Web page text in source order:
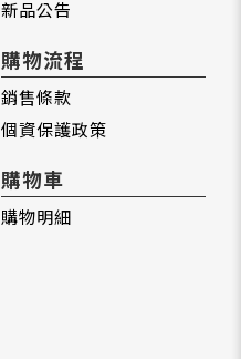
新品公告
購物流程
銷售條款
個資保護政策
購物車
購物明細